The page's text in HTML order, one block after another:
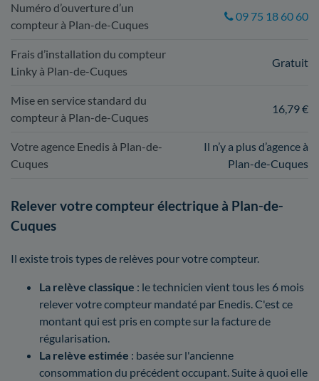
Numéro d’ouverture d’un
compteur à Plan-de-Cuques
09 75 18 60 60
Frais d’installation du compteur
Linky à Plan-de-Cuques
Gratuit
Mise en service standard du
compteur à Plan-de-Cuques
16,79 €
Votre agence Enedis à Plan-de-
Cuques
Il n’y a plus d’agence à
Plan-de-Cuques
Relever votre compteur électrique à Plan-de-
Cuques
Il existe trois types de relèves pour votre compteur.
La relève classique : le technicien vient tous les 6 mois
relever votre compteur mandaté par Enedis. C'est ce
montant qui est pris en compte sur la facture de
régularisation.
La relève estimée : basée sur l'ancienne
consommation du précédent occupant. Suite à quoi elle